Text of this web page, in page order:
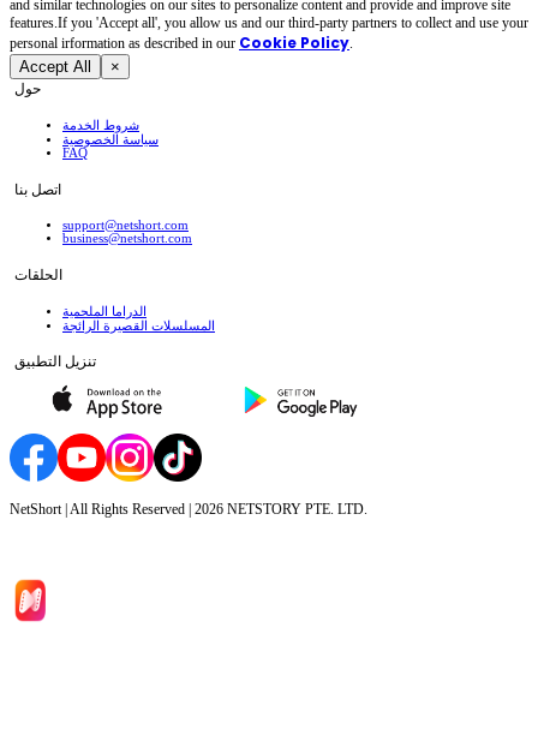
and similar technologies on our sites to personalize content and provide and improve site
features.If you 'Accept all', you allow us and our third-party partners to collect and use your
personal irformation as described in our Cookie Policy.
Accept All ×
حول
شروط الخدمة
سياسة الخصوصية
FAQ
اتصل بنا
support@netshort.com
business@netshort.com
الحلقات
الدراما الملحمية
المسلسلات القصيرة الرائجة
تنزيل التطبيق
NetShort | All Rights Reserved | 2026 NETSTORY PTE. LTD.